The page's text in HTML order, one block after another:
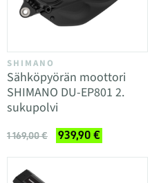
SHIMANO
Sähköpyörän moottori
SHIMANO DU-EP801 2.
sukupolvi
1 169,00 € 939,90 €